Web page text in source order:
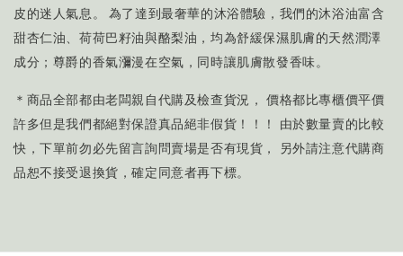
皮的迷人氣息。 為了達到最奢華的沐浴體驗，我們的沐浴油富含
甜杏仁油、荷荷巴籽油與酪梨油，均為舒緩保濕肌膚的天然潤澤
成分；尊爵的香氣瀰漫在空氣，同時讓肌膚散發香味。
＊商品全部都由老闆親自代購及檢查貨況， 價格都比專櫃價平價
許多但是我們都絕對保證真品絕非假貨！！！ 由於數量賣的比較
快，下單前勿必先留言詢問賣場是否有現貨， 另外請注意代購商
品恕不接受退換貨，確定同意者再下標。